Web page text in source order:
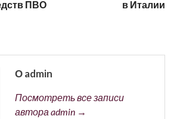
ПВО
в Италии
О admin
Посмотреть все записи
автора admin →